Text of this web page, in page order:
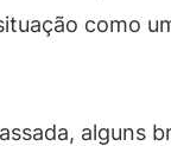
como
alguns